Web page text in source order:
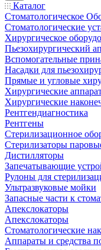
Каталог
Стоматологическое
Стоматологические
Хирургическое
Пьезохирургический
Вспомогательные
Насадки для
Прямые и угловые
Хирургические
Хирургические
Рентгендиагностика
Рентгены
Стерилизационное
Стерилизаторы
Дистилляторы
Запечатывающие
Рулоны для
Ультразвуковые мойки
Запасные части к
Апекслокаторы
Апекслокаторы
Стоматологические
Аппараты и средства